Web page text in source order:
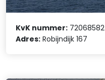
KvK nummer: 72068582
Adres: Robijndijk 167